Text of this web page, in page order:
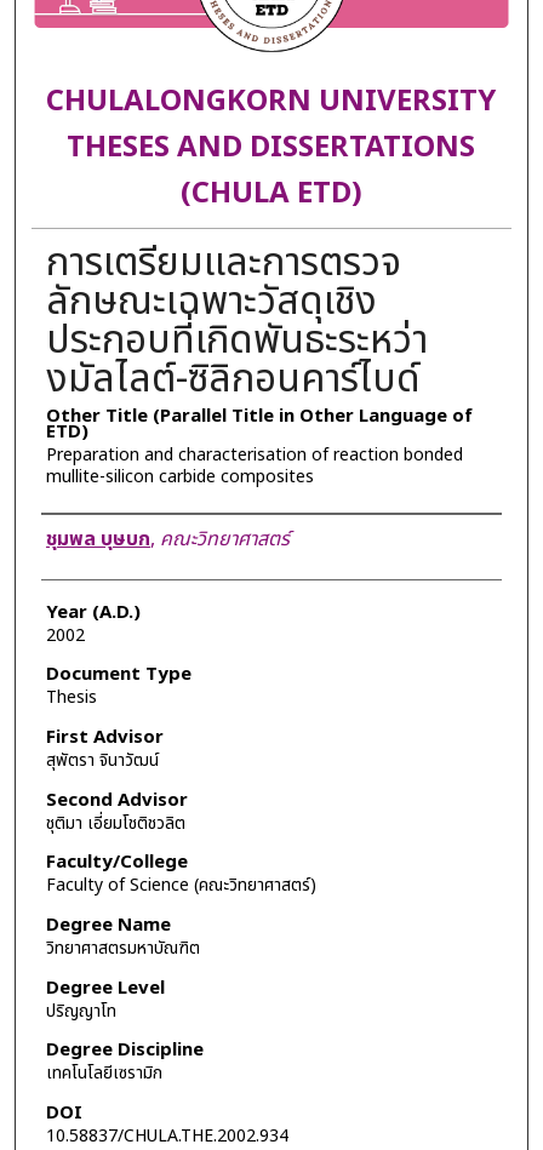
CHULALONGKORN UNIVERSITY
THESES AND DISSERTATIONS
(CHULA ETD)
การเตรียมและการตรวจ
ลักษณะเฉพาะวัสดุเชิง
ประกอบที่เกิดพันธะระหว่า
งมัลไลต์-ซิลิกอนคาร์ไบด์
Other Title (Parallel Title in Other Language of
ETD)
Preparation and characterisation of reaction bonded
mullite-silicon carbide composites
Author
ชุมพล บุษบก, คณะวิทยาศาสตร์
Year (A.D.)
2002
Document Type
Thesis
First Advisor
สุพัตรา จินาวัฒน์
Second Advisor
ชุติมา เอี่ยมโชติชวลิต
Faculty/College
Faculty of Science (คณะวิทยาศาสตร์)
Degree Name
วิทยาศาสตรมหาบัณฑิต
Degree Level
ปริญญาโท
Degree Discipline
เทคโนโลยีเซรามิก
DOI
10.58837/CHULA.THE.2002.934